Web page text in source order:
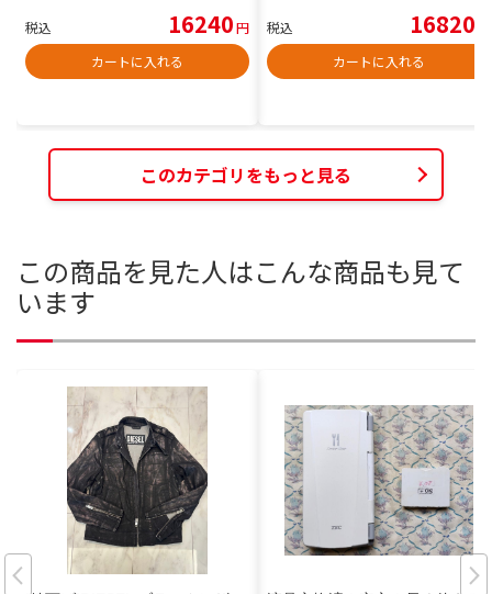
税込 16240円
カートに入れる
税込 16820
カートに入れる
このカテゴリをもっと見る
この商品を見た人はこんな商品も見て
います